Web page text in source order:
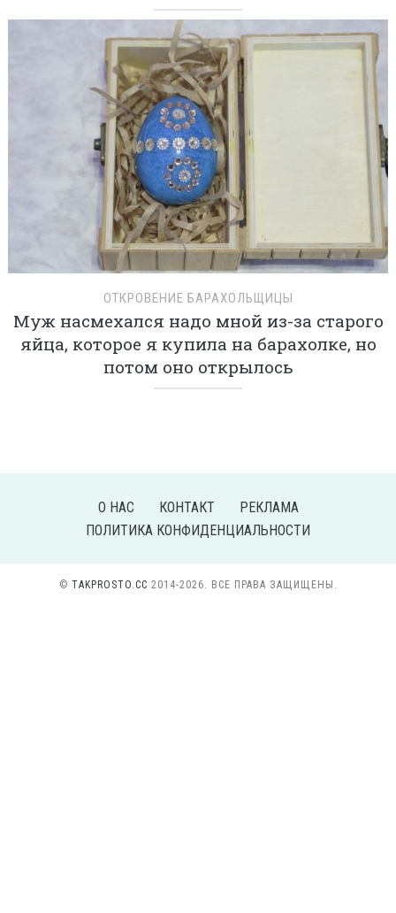
ОТКРОВЕНИЕ БАРАХОЛЬЩИЦЫ
Муж насмехался надо мной из-за старого
яйца, которое я купила на барахолке, но
потом оно открылось
О НАС КОНТАКТ
РЕКЛАМА
ПОЛИТИКА КОНФИДЕНЦИАЛЬНОСТИ
© TAKPROSTO.CC 2014-2026. ВСЕ ПРАВА ЗАЩИЩЕНЫ.